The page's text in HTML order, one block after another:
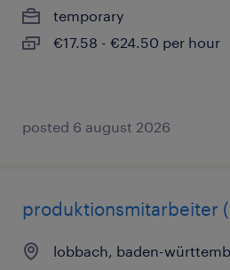
temporary
€17.58 - €24.50 per hour
posted 6 august 2026
produktionsmitarbeiter
lobbach, baden-